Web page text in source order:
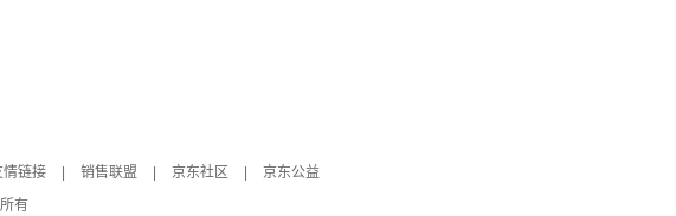
情链接 销售联盟 京东社区
京东公益
有